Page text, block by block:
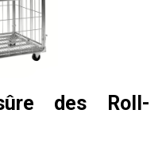
des Roll-